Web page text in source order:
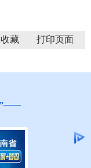
收藏